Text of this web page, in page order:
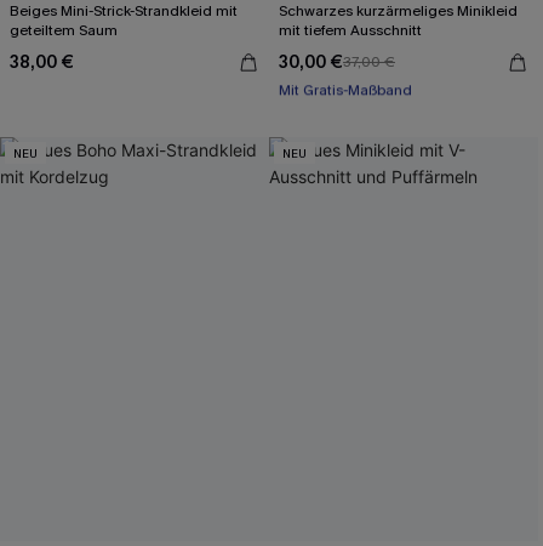
Beiges Mini-Strick-Strandkleid mit
geteiltem Saum
38,00 €
Schwarzes kurzärmeliges Minikleid
mit tiefem Ausschnitt
30,00 €37,00 €
Mit Gratis-Maßband
Baumwolle
NEU NEU